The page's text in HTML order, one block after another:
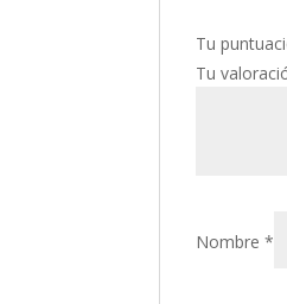
Tu
Tu
Nombre*